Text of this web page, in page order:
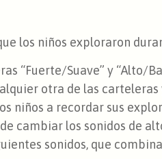
los niños exploraron
“Fuerte/Suave” y “Alto/
otra de las
niños a recordar sus
cambiar los sonidos de
sonidos, que